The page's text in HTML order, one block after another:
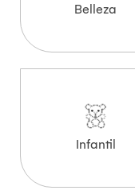
Belleza
Infantil